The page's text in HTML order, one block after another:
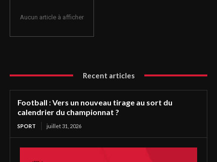
Aucun article à afficher
Recent articles
Football : Vers un nouveau tirage au sort du
calendrier du championnat ?
SPORT juillet 31, 2026